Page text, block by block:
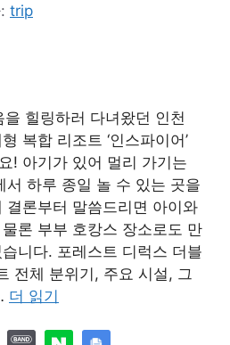
trip
힐링하러 다녀왔던 인천
복합 리조트 ‘인스파이어’
! 아기가 있어 멀리 가기는
서 하루 종일 놀 수 있는 곳을
결론부터 말씀드리면 아이와
론 부부 호캉스 장소로도 만
니다. 포레스트 디럭스 더블
전체 분위기, 주요 시설, 그
더 읽기